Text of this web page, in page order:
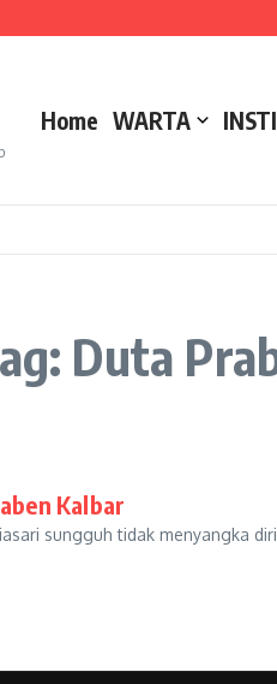
untuk Kemajuan IAIN Pontianak
Home WARTA
Duta
Kalbar
sungguh tidak menyangka